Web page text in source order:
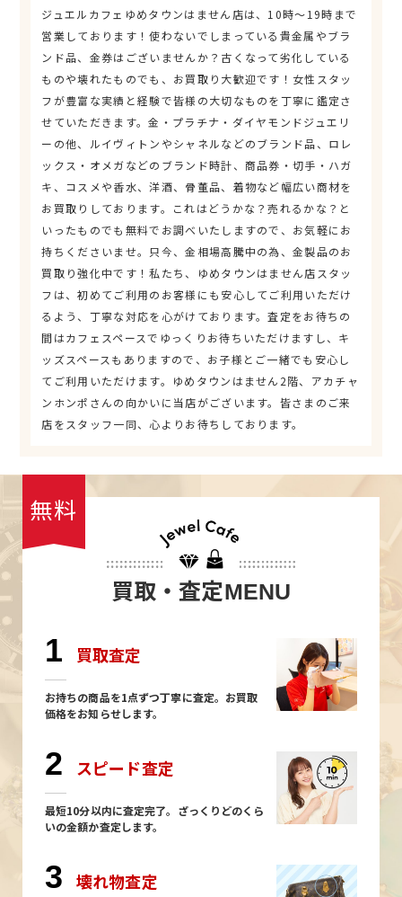
ジュエルカフェゆめタウンはません店は、10時～19時まで
営業しております！使わないでしまっている貴金属やブラ
ンド品、金券はございませんか？古くなって劣化している
ものや壊れたものでも、お買取り大歓迎です！女性スタッ
フが豊富な実績と経験で皆様の大切なものを丁寧に鑑定さ
せていただきます。金・プラチナ・ダイヤモンドジュエリ
ーの他、ルイヴィトンやシャネルなどのブランド品、ロレ
ックス・オメガなどのブランド時計、商品券・切手・ハガ
キ、コスメや香水、洋酒、骨董品、着物など幅広い商材を
お買取りしております。これはどうかな？売れるかな？と
いったものでも無料でお調べいたしますので、お気軽にお
持ちくださいませ。只今、金相場高騰中の為、金製品のお
買取り強化中です！私たち、ゆめタウンはません店スタッ
フは、初めてご利用のお客様にも安心してご利用いただけ
るよう、丁寧な対応を心がけております。査定をお待ちの
間はカフェスペースでゆっくりお待ちいただけますし、キ
ッズスペースもありますので、お子様とご一緒でも安心し
てご利用いただけます。ゆめタウンはません2階、アカチャ
ンホンポさんの向かいに当店がございます。皆さまのご来
店をスタッフ一同、心よりお待ちしております。
無料
買取・査定MENU
1 買取査定
お持ちの商品を1点ずつ丁寧に査定。お買取
価格をお知らせします。
2 スピード査定
最短10分以内に査定完了。ざっくりどのくら
いの金額か査定します。
3 壊れ物査定